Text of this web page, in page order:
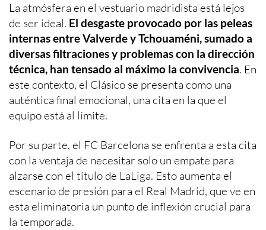
La atmósfera en el vestuario madridista está lejos
de ser ideal. El desgaste provocado por las peleas
internas entre Valverde y Tchouaméni, sumado a
diversas filtraciones y problemas con la dirección
técnica, han tensado al máximo la convivencia. En
este contexto, el Clásico se presenta como una
auténtica final emocional, una cita en la que el
equipo está al límite.
Por su parte, el FC Barcelona se enfrenta a esta cita
con la ventaja de necesitar solo un empate para
alzarse con el título de LaLiga. Esto aumenta el
escenario de presión para el Real Madrid, que ve en
esta eliminatoria un punto de inflexión crucial para
la temporada.